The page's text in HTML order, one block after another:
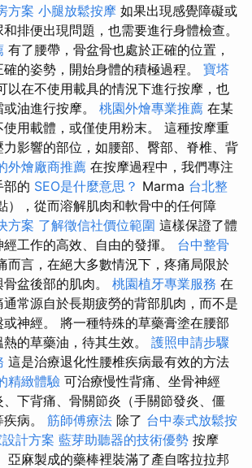
方案 小腿放鬆按摩 如果出現感覺障礙或
排便出現問題，也需要進行身體檢查。
有了腰帶，骨盆骨也處於正確的位置，
的姿勢，開始身體的積極過程。 寶塔
以在不使用載具的情況下進行按摩，也
油進行按摩。 桃園外燴專業推薦 在某
用載體，或僅使用粉末。 這種按摩重
影響的部位，如腰部、臀部、脊椎、背
外燴廠商推薦 在按摩過程中，我們專注
部的 SEO是什麼意思？ Marma 台北整
），從而溶解肌肉和軟骨中的任何障
方案 了解徵信社價位範圍 這樣保證了體
工作的高效、自由的發揮。 台中整骨
而言，在絕大多數情況下，疼痛局限於
盆後部的肌肉。 桃園植牙專業服務 在
常源自於長期疲勞的背部肌肉，而不是
神經。 將一種特殊的草藥膏塗在腰部
的草藥油，待其生效。 護照申請步驟
這是治療退化性腰椎疾病最有效的方法
精緻體驗 可治療慢性背痛、坐骨神經
下背痛、骨關節炎（手關節發炎、僵
病。 筋師傅療法 除了 台中泰式放鬆按
計方案 藍芽助聽器的技術優勢 按摩
亞麻製成的藥棒裡裝滿了產自喀拉拉邦